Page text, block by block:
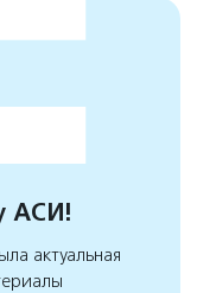
АСИ!
актуальная